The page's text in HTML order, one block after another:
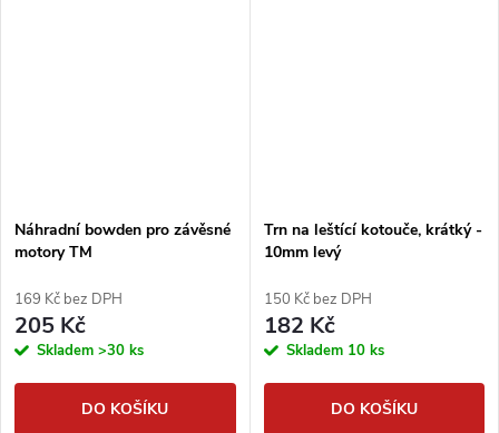
Náhradní bowden pro závěsné
motory TM
169 Kč bez DPH
205 Kč
Skladem >30 ks
DO KOŠÍKU
Trn na leštící kotouče, krátký -
10mm levý
150 Kč bez DPH
182 Kč
Skladem 10 ks
DO KOŠÍKU